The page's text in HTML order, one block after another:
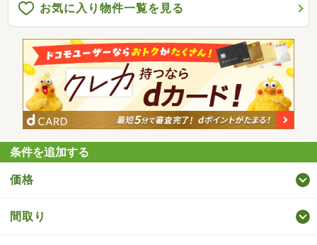
お気に入り物件一覧を見る
条件を追加する
価格
間取り